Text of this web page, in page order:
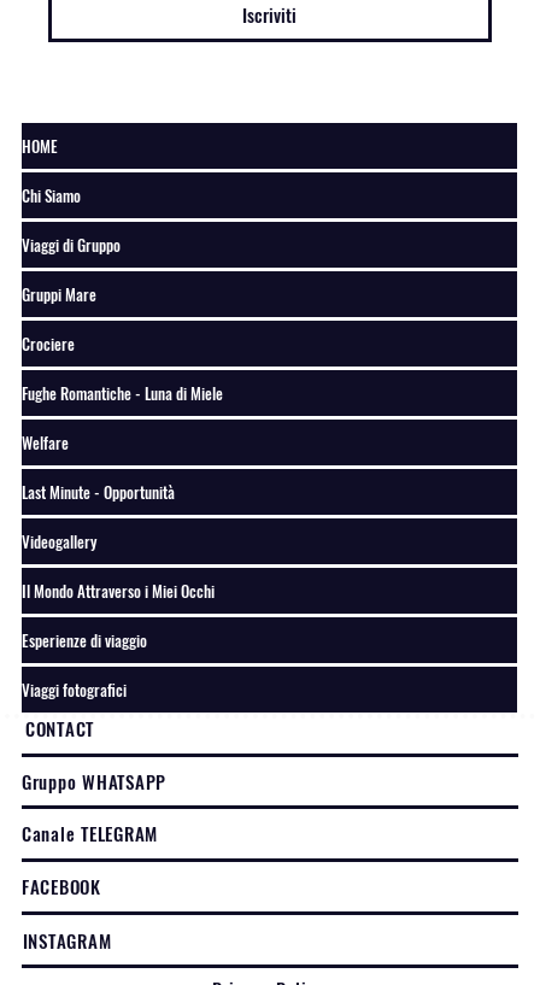
Iscriviti
HOME
Chi Siamo
Viaggi di Gruppo
Gruppi Mare
Crociere
Fughe Romantiche - Luna di Miele
Welfare
Last Minute - Opportunità
Videogallery
Il Mondo Attraverso i Miei Occhi
Esperienze di viaggio
Viaggi fotografici
CONTACT
Gruppo WHATSAPP
Canale TELEGRAM
FACEBOOK
INSTAGRAM